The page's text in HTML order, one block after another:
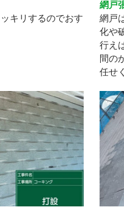
キリするのでおす
網戸
網戸
化や
行え
間の
任せ